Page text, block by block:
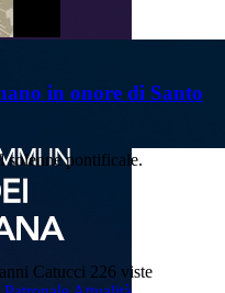
in onore di Santo
solenne pontificale.
Catucci 226 viste